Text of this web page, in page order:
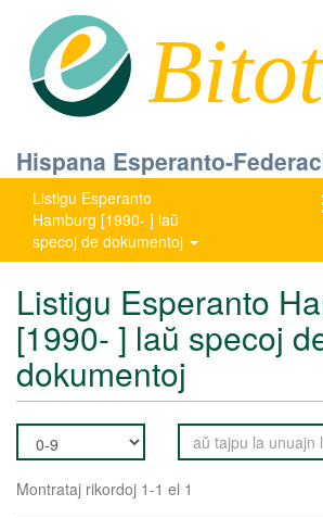
Hispana Esperanto-
Listigu Esperanto
Hamburg [1990- ] laŭ
specoj de dokumentoj
Listigu Esperanto
[1990- ] laŭ specoj
dokumentoj
Montrataj rikordoj 1-1 el 1